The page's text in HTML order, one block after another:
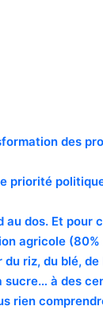
des
priorité
dos. Et pour
agricole
riz, du blé, de
sucre… à des
rien